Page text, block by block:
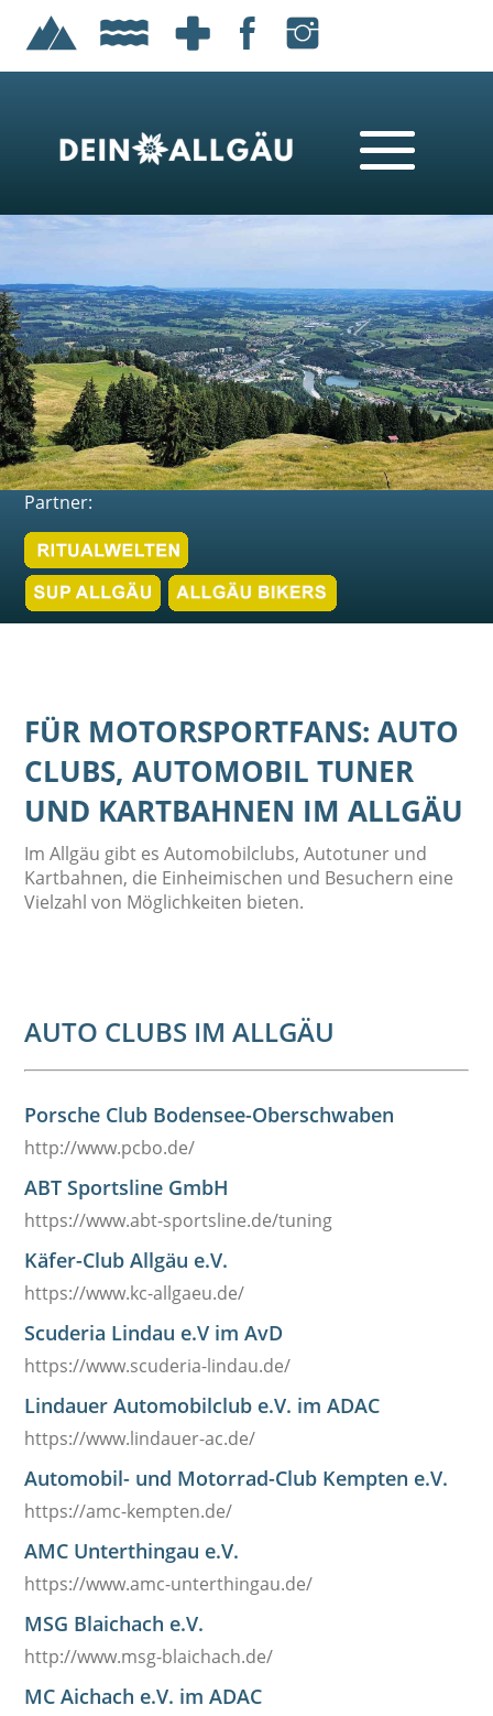
Partner:
FÜR MOTORSPORTFANS: AUTO
CLUBS, AUTOMOBIL TUNER
UND KARTBAHNEN IM ALLGÄU
Im Allgäu gibt es Automobilclubs, Autotuner und
Kartbahnen, die Einheimischen und Besuchern eine
Vielzahl von Möglichkeiten bieten.
AUTO CLUBS IM ALLGÄU
Porsche Club Bodensee-Oberschwaben
http://www.pcbo.de/
ABT Sportsline GmbH
https://www.abt-sportsline.de/tuning
Käfer-Club Allgäu e.V.
https://www.kc-allgaeu.de/
Scuderia Lindau e.V im AvD
https://www.scuderia-lindau.de/
Lindauer Automobilclub e.V. im ADAC
https://www.lindauer-ac.de/
Automobil- und Motorrad-Club Kempten e.V.
https://amc-kempten.de/
AMC Unterthingau e.V.
https://www.amc-unterthingau.de/
MSG Blaichach e.V.
http://www.msg-blaichach.de/
MC Aichach e.V. im ADAC